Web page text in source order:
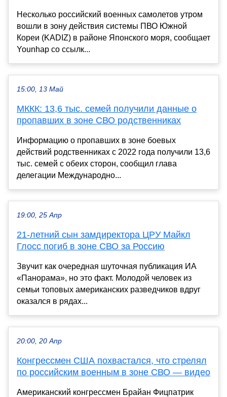
Несколько российский военных самолетов утром
вошли в зону действия системы ПВО Южной
Кореи (KADIZ) в районе Японского моря, сообщает
Younhap со ссылк...
15:00, 13 Май
МККК: 13,6 тыс. семей получили данные о
пропавших в зоне СВО родственниках
Информацию о пропавших в зоне боевых
действий родственниках с 2022 года получили 13,6
тыс. семей с обеих сторон, сообщил глава
делегации Международно...
19:00, 25 Апр
21-летний сын замдиректора ЦРУ Майкл
Глосс погиб в зоне СВО за Россию
Звучит как очередная шуточная публикация ИА
«Панорама», но это факт. Молодой человек из
семьи топовых американских разведчиков вдруг
оказался в рядах...
20:00, 20 Апр
Конгрессмен США похвастался, что стрелял
по российским военным в зоне СВО — видео
Американский конгрессмен Брайан Фицпатрик